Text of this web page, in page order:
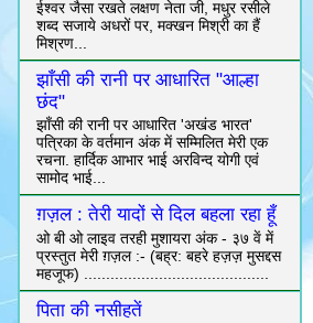
ईश्वर जैसा रखते लक्षण नेता जी, मधुर रसीले
शब्द सजाये अधरों पर, मक्खन मिश्री का हैं
मिश्रण...
झाँसी की रानी पर आधारित "आल्हा
छंद"
झाँसी की रानी पर आधारित 'अखंड भारत'
पत्रिका के वर्तमान अंक में सम्मिलित मेरी एक
रचना. हार्दिक आभार भाई अरविन्द योगी एवं
सामोद भाई...
ग़ज़ल : तेरी यादों से दिल बहला रहा हूँ
ओ बी ओ लाइव तरही मुशायरा अंक - ३७ वें में
प्रस्तुत मेरी ग़ज़ल :- (बह्र: बहरे हज़ज़ मुसद्दस
महजूफ) ..........................................
पिता की नसीहतें